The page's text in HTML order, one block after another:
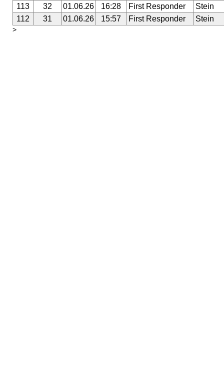
113 32 01.06.26 16:28 First Responder
Stein
112
31 01.06.26 15:57 First Responder Stein
>